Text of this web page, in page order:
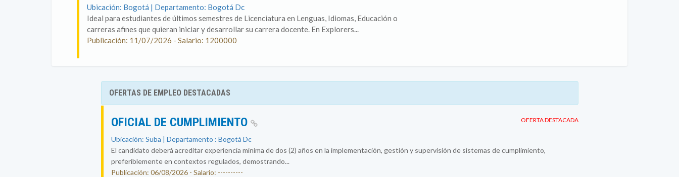
Ubicación: Bogotá | Departamento: Bogotá Dc
Ideal para estudiantes de últimos semestres de Licenciatura en Lenguas, Idiomas, Educación o
carreras afines que quieran iniciar y desarrollar su carrera docente. En Explorers...
Publicación: 11/07/2026 - Salario: 1200000
OFERTAS DE EMPLEO DESTACADAS
OFERTA DESTACADA
OFICIAL DE CUMPLIMIENTO
Ubicación: Suba | Departamento : Bogotá Dc
El candidato deberá acreditar experiencia mínima de dos (2) años en la implementación, gestión y supervisión de sistemas de cumplimiento,
preferiblemente en contextos regulados, demostrando...
Publicación: 06/08/2026 - Salario: ----------